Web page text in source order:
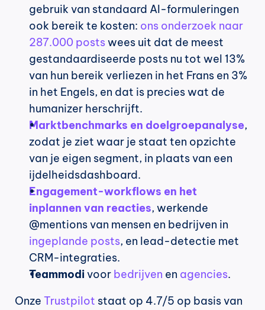
gebruik van standaard AI-formuleringen
ook bereik te kosten: ons onderzoek naar
287.000 posts wees uit dat de meest
gestandaardiseerde posts nu tot wel 13%
van hun bereik verliezen in het Frans en 3%
in het Engels, en dat is precies wat de
humanizer herschrijft.
Marktbenchmarks en doelgroepanalyse,
zodat je ziet waar je staat ten opzichte
van je eigen segment, in plaats van een
ijdelheidsdashboard.
Engagement-workflows en het
inplannen van reacties, werkende
ingeplande posts, en lead-detectie met
CRM-integraties.
Teammodi voor bedrijven en agencies.
Onze Trustpilot staat op 4.7/5 op basis van